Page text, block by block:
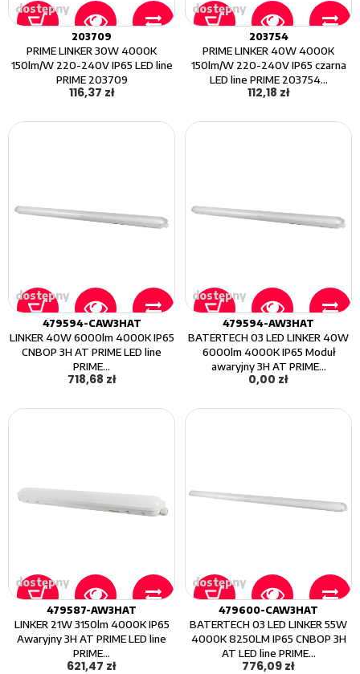
dostępny
203709
PRIME LINKER 30W 4000K
150lm/W 220-240V IP65 LED line
PRIME 203709
116,37 zł
dostępny
203754
PRIME LINKER 40W 4000K
150lm/W 220-240V IP65 czarna
LED line PRIME 203754...
112,18 zł
dostępny
479594-CAW3HAT
LINKER 40W 6000lm 4000K IP65
CNBOP 3H AT PRIME LED line
PRIME...
718,68 zł
dostępny
479594-AW3HAT
BATERTECH 03 LED LINKER 40W
6000lm 4000K IP65 Moduł
awaryjny 3H AT PRIME...
0,00 zł
dostępny
479587-AW3HAT
LINKER 21W 3150lm 4000K IP65
Awaryjny 3H AT PRIME LED line
PRIME...
621,47 zł
dostępny
479600-CAW3HAT
BATERTECH 03 LED LINKER 55W
4000K 8250LM IP65 CNBOP 3H
AT LED line PRIME...
776,09 zł